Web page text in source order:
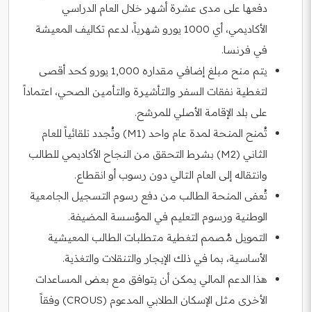
دفعها على مدى عشرة أشهر خلال العام الدراسي
الأكاديمي، أي 1000 يورو شهرياً، لدعم تكاليف المعيشة
في فرنسا.
يتم منح مبلغ إضافي مقداره 1,000 يورو كحد أقصى
لتغطية نفقات السفر والتأشيرة والتأمين الصحي، اعتماداً
على بلد الإقامة الأصلي للمرشح.
تُمنح المنحة لمدة عام واحد (M1) وتُجدد تلقائياً للعام
الثاني (M2) بشرط التحقق من النجاح الأكاديمي للطالب
وانتقاله إلى العام التالي دون رسوب أو انقطاع.
تُعفى المنحة الطالب من دفع رسوم التسجيل الجامعية
الوطنية ورسوم التعليم في المؤسسة المضيفة.
التمويل مُصمم لتغطية متطلبات الطالب المعيشية
الأساسية، بما في ذلك الإيجار والتنقلات والتغذية.
هذا الدعم المالي يمكن أن يتوافق مع بعض المساعدات
الأخرى مثل الإسكان الطلابي المدعوم (CROUS) وفقاً